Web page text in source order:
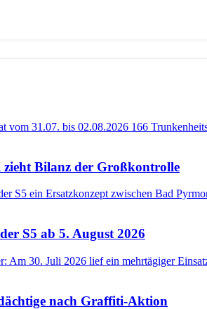
zieht Bilanz der Großkontrolle
S5 ab 5. August 2026
nach Graffiti-Aktion